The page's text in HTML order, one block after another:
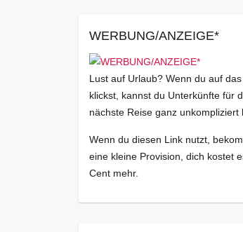
WERBUNG/ANZEIGE*
Lust auf Urlaub? Wenn du auf das
klickst, kannst du Unterkünfte für
nächste Reise ganz unkompliziert
Wenn du diesen Link nutzt,
eine kleine Provision, dich kostet
Cent mehr.